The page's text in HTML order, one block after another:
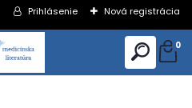
Prihlásenie Nová registrácia
0